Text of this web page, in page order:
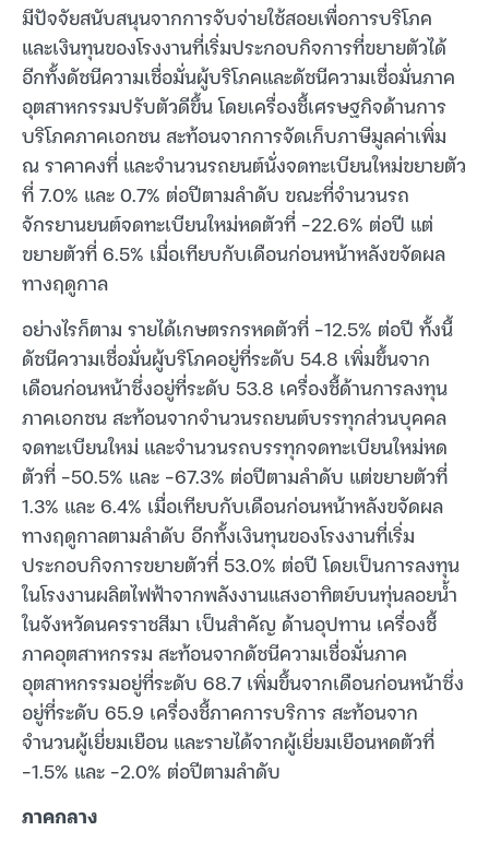
มีปัจจัยสนับสนุนจากการจับจ่ายใช้สอยเพื่อการบริโภค
และเงินทุนของโรงงานที่เริ่มประกอบกิจการที่ขยายตัวได้
อีกทั้งดัชนีความเชื่อมั่นผู้บริโภคและดัชนีความเชื่อมั่นภาค
อุตสาหกรรมปรับตัวดีขึ้น โดยเครื่องชี้เศรษฐกิจด้านการ
บริโภคภาคเอกชน สะท้อนจากการจัดเก็บภาษีมูลค่าเพิ่ม
ณ ราคาคงที่ และจำนวนรถยนต์นั่งจดทะเบียนใหม่ขยายตัว
ที่ 7.0% และ 0.7% ต่อปีตามลำดับ ขณะที่จำนวนรถ
จักรยานยนต์จดทะเบียนใหม่หดตัวที่ -22.6% ต่อปี แต่
ขยายตัวที่ 6.5% เมื่อเทียบกับเดือนก่อนหน้าหลังขจัดผล
ทางฤดูกาล
อย่างไรก็ตาม รายได้เกษตรกรหดตัวที่ -12.5% ต่อปี ทั้งนี้
ดัชนีความเชื่อมั่นผู้บริโภคอยู่ที่ระดับ 54.8 เพิ่มขึ้นจาก
เดือนก่อนหน้าซึ่งอยู่ที่ระดับ 53.8 เครื่องชี้ด้านการลงทุน
ภาคเอกชน สะท้อนจากจำนวนรถยนต์บรรทุกส่วนบุคคล
จดทะเบียนใหม่ และจำนวนรถบรรทุกจดทะเบียนใหม่หด
ตัวที่ -50.5% และ -67.3% ต่อปีตามลำดับ แต่ขยายตัวที่
1.3% และ 6.4% เมื่อเทียบกับเดือนก่อนหน้าหลังขจัดผล
ทางฤดูกาลตามลำดับ อีกทั้งเงินทุนของโรงงานที่เริ่ม
ประกอบกิจการขยายตัวที่ 53.0% ต่อปี โดยเป็นการลงทุน
ในโรงงานผลิตไฟฟ้าจากพลังงานแสงอาทิตย์บนทุ่นลอยน้ำ
ในจังหวัดนครราชสีมา เป็นสำคัญ ด้านอุปทาน เครื่องชี้
ภาคอุตสาหกรรม สะท้อนจากดัชนีความเชื่อมั่นภาค
อุตสาหกรรมอยู่ที่ระดับ 68.7 เพิ่มขึ้นจากเดือนก่อนหน้าซึ่ง
อยู่ที่ระดับ 65.9 เครื่องชี้ภาคการบริการ สะท้อนจาก
จำนวนผู้เยี่ยมเยือน และรายได้จากผู้เยี่ยมเยือนหดตัวที่
-1.5% และ -2.0% ต่อปีตามลำดับ
ภาคกลาง